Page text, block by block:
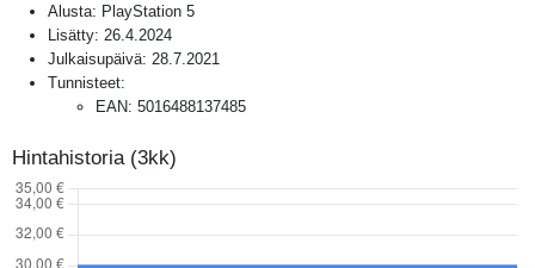
Alusta: PlayStation 5
Lisätty: 26.4.2024
Julkaisupäivä: 28.7.2021
Tunnisteet:
EAN: 5016488137485
Hintahistoria (3kk)